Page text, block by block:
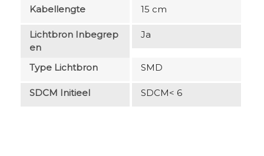
Kabellengte 15 cm
Lichtbron Inbegrep
En
Ja
Type Lichtbron SMD
SDCM Initieel SDCM< 6